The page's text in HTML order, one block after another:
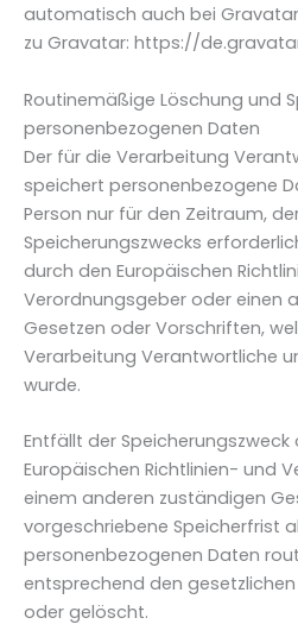
automatisch auch bei
zu Gravatar: https://
Routinemäßige Löschung und
personenbezogenen Daten
Der für die Verarbeitung
speichert personenbezogene
Person nur für den Zeitraum,
Speicherungszwecks
durch den Europäischen
Verordnungsgeber oder einen
Gesetzen oder Vorschriften,
Verarbeitung Verantwortliche
wurde.
Entfällt der
Europäischen Richtlinien- und
einem anderen zuständigen
vorgeschriebene Speicherfrist
personenbezogenen Daten
entsprechend den
oder gelöscht.